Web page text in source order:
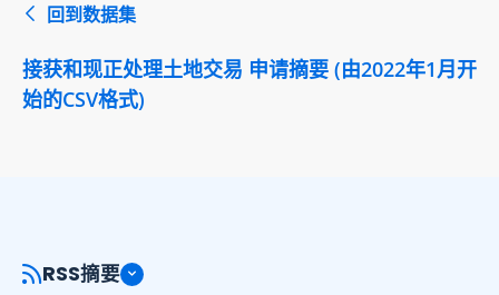
回到数据集
接获和现正处理土地交易 申请摘要 (由2022年1月开
始的CSV格式)
RSS摘要